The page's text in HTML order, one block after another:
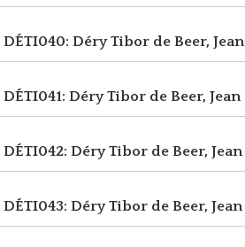
DÉTI040: Déry Tibor de Beer, Jean
DÉTI041: Déry Tibor de Beer, Jean
DÉTI042: Déry Tibor de Beer, Jean
DÉTI043: Déry Tibor de Beer, Jean